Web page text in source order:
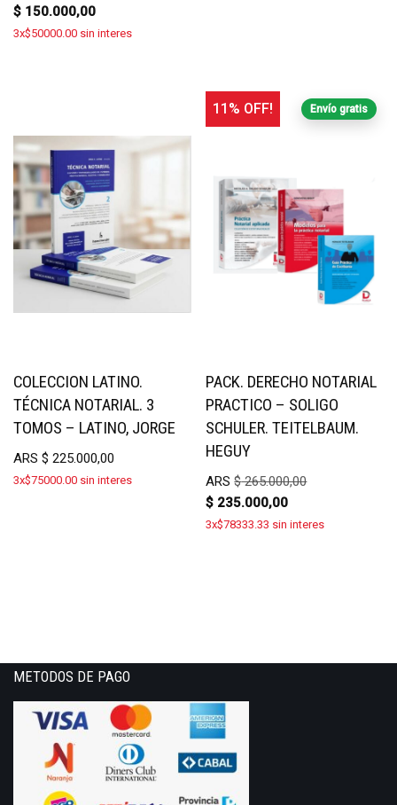
$ 150.000,00
3x$50000.00 sin interes
COLECCION LATINO.
TÉCNICA NOTARIAL. 3
TOMOS – LATINO, JORGE
ARS $ 225.000,00
3x$75000.00 sin interes
Envío gratis
11% OFF!
PACK. DERECHO NOTARIAL
PRACTICO – SOLIGO
SCHULER. TEITELBAUM.
HEGUY
ARS$265.000,00
$ 235.000,00
3x$78333.33 sin interes
METODOS DE PAGO